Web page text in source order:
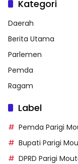
Kategori
Daerah
Berita Utama
Parlemen
Pemda
Ragam
Label
Pemda Parigi
Bupati Parigi
DPRD Parigi